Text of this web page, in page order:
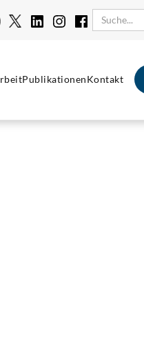
PublikationenKontakt